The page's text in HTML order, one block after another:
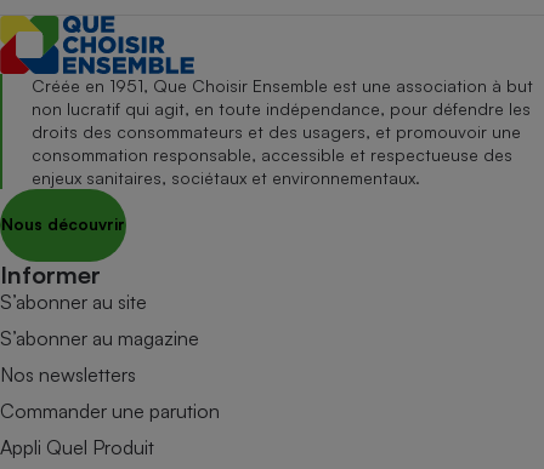
Créée en 1951, Que Choisir Ensemble est une association à but
non lucratif qui agit, en toute indépendance, pour défendre les
droits des consommateurs et des usagers, et promouvoir une
consommation responsable, accessible et respectueuse des
enjeux sanitaires, sociétaux et environnementaux.
Nous découvrir
Informer
S’abonner au site
S’abonner au magazine
Nos newsletters
Commander une parution
Appli Quel Produit